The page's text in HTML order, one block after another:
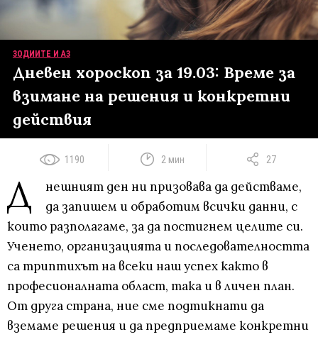
ЗОДИИТЕ И АЗ
Дневен хороскоп за 19.03: Време за
взимане на решения и конкретни
действия
1190 2 мин 27
Д
нешният ден ни призовава да действаме,
да запишем и обработим всички данни, с
които разполагаме, за да постигнем целите си.
Ученето, организацията и последователността
са триптихът на всеки наш успех както в
професионалната област, така и в личен план.
От друга страна, ние сме подтикнати да
вземаме решения и да предприемаме конкретни